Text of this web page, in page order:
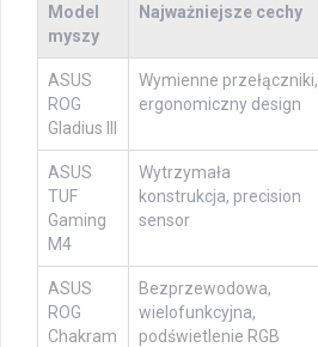
Model
myszy
Najważniejsze cechy
ASUS
ROG
Gladius III
Wymienne przełączniki,
ergonomiczny design
ASUS
TUF
Gaming
M4
Wytrzymała
konstrukcja, precision
sensor
ASUS
ROG
Chakram
Bezprzewodowa,
wielofunkcyjna,
podświetlenie RGB